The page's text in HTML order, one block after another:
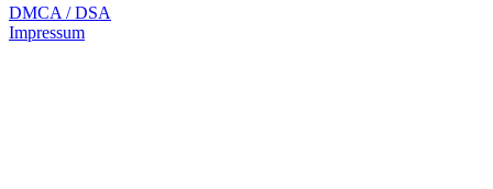
DMCA / DSA
Impressum